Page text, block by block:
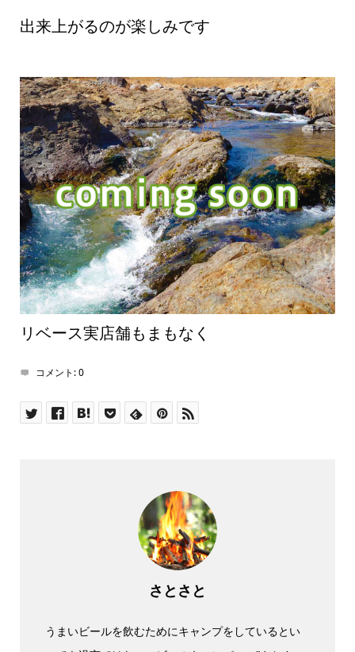
出来上がるのが楽しみです
リベース実店舗もまもなく
コメント:0
さとさと
うまいビールを飲むためにキャンプをしているとい